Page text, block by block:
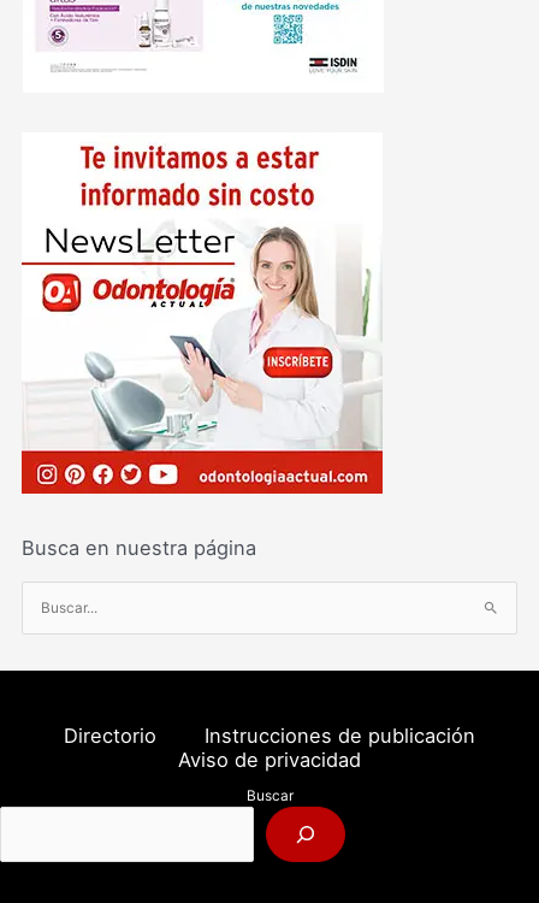
Busca en nuestra página
u
s
o
:
Directorio
Instrucciones de publicación
Aviso de privacidad
Buscar